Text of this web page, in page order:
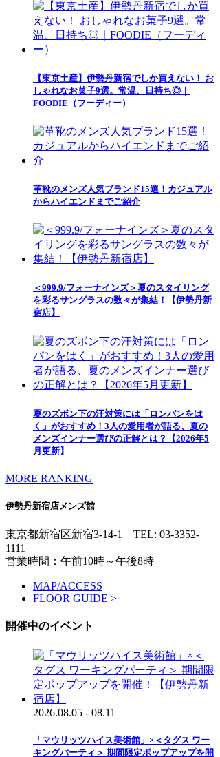
【東京土産】伊勢丹新宿でしか買えない！ お
しゃれなお菓子9選。常温、日持ち◎｜
FOODIE（フーディー）
革靴のメンズ人気ブランド15選！カジュアル
からハイエンドまでご紹介
＜999.9/フォーナインズ＞夏のスタイリング
を彩るサングラスの数々が集結！【伊勢丹新
宿店】
夏のズボン下の汗対策には「ロンパンをは
く」がおすすめ！3人の愛用者が語る、夏の
メンズインナー選びの正解とは？【2026年5
月更新】
MORE RANKING
伊勢丹新宿店メンズ館
東京都新宿区新宿3-14-1 TEL: 03-3352-
1111
営業時間：午前10時～午後8時
MAP/ACCESS
FLOOR GUIDE >
開催中のイベント
2026.08.05 - 08.11
「マウリッツハイス美術館」×＜タグス ワー
キングパーティ＞ 期間限定ポップアップを開